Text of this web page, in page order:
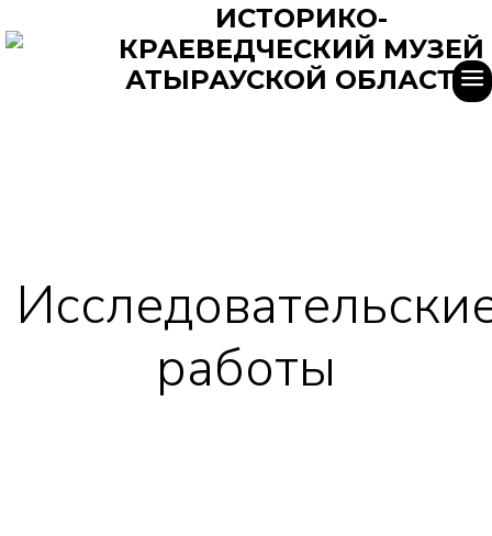
ИСТОРИКО-
КРАЕВЕДЧЕСКИЙ МУЗЕЙ
АТЫРАУСКОЙ ОБЛАСТИ
работы